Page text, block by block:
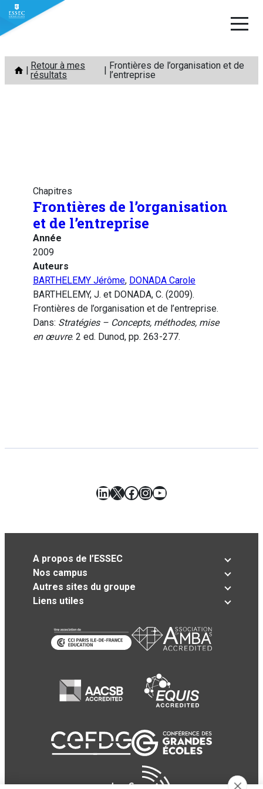
Aller
contenu
Retour à mes
résultats
Frontières de l’organisation et de
l’entreprise
Chapitres
Frontières de l’organisation
et de l’entreprise
Année
2009
Auteurs
BARTHELEMY Jérôme, DONADA Carole
BARTHELEMY, J. et DONADA, C. (2009).
Frontières de l’organisation et de l’entreprise.
Dans: Stratégies – Concepts, méthodes, mise
en œuvre. 2 ed. Dunod, pp. 263-277.
LinkedIn
X Facebook
Instagram
YouTube
A propos de l’ESSEC
Nos campus
Autres sites du groupe
Liens utiles